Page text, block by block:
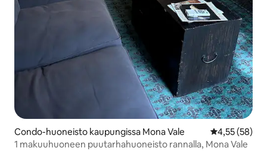
Condo-huoneisto kaupungissa Mona Vale
4,55 (58)
1 makuuhuoneen puutarhahuoneisto rannalla, Mona Vale